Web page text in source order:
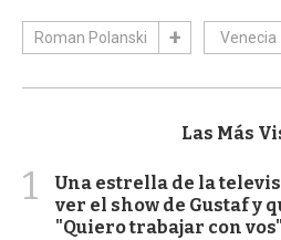
Roman Polanski Venecia
Las Más
1
Una estrella de la
ver el show de Gustaf y
"Quiero trabajar con vos"